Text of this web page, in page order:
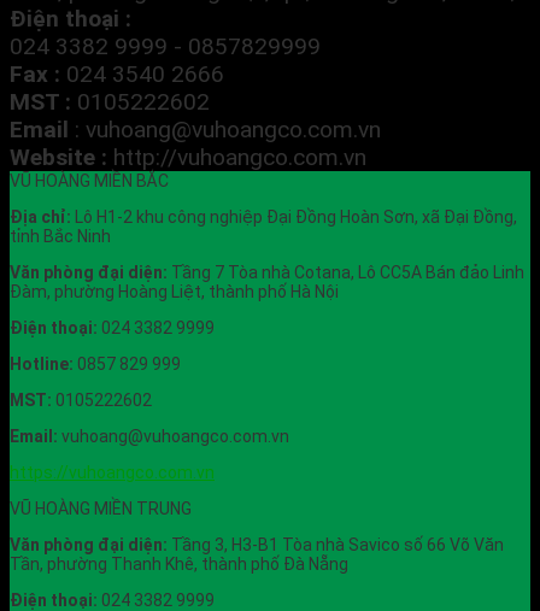
Điện thoại :
024 3382 9999 - 0857829999
Fax : 024 3540 2666
MST : 0105222602
Email : vuhoang@vuhoangco.com.vn
Website : http://vuhoangco.com.vn
VŨ HOÀNG MIỀN BẮC
Địa chỉ: Lô H1-2 khu công nghiệp Đại Đồng Hoàn Sơn, xã Đại Đồng,
tỉnh Bắc Ninh
Văn phòng đại diện: Tầng 7 Tòa nhà Cotana, Lô CC5A Bán đảo Linh
Đàm, phường Hoàng Liệt, thành phố Hà Nội
Điện thoại: 024 3382 9999
Hotline: 0857 829 999
MST: 0105222602
Email: vuhoang@vuhoangco.com.vn
https://vuhoangco.com.vn
VŨ HOÀNG MIỀN TRUNG
Văn phòng đại diện: Tầng 3, H3-B1 Tòa nhà Savico số 66 Võ Văn
Tần, phường Thanh Khê, thành phố Đà Nẵng
Điện thoại: 024 3382 9999